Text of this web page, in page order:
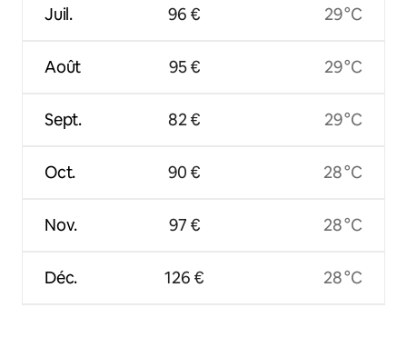
Juil.
Août
Sept.
Oct.
Nov.
Déc.
96 €
95 €
82 €
90 €
97 €
126 €
29 °C
29 °C
29 °C
28 °C
28 °C
28 °C